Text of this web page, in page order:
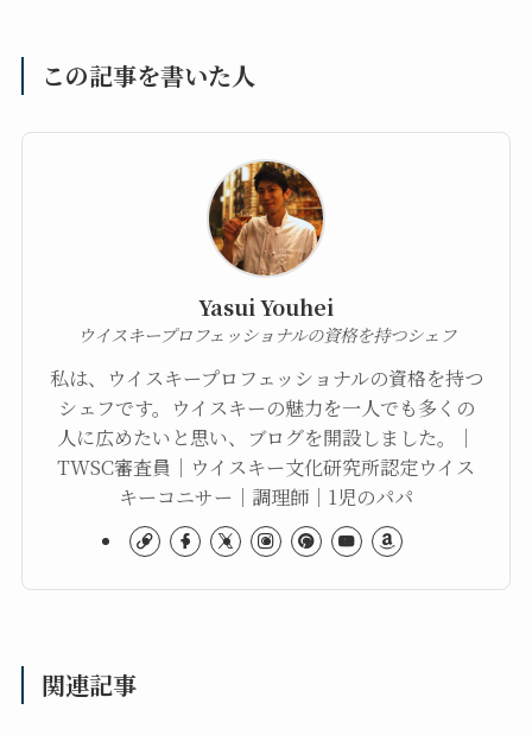
この記事を書いた人
Yasui Youhei
ウイスキープロフェッショナルの資格を持つシェフ
私は、ウイスキープロフェッショナルの資格を持つ
シェフです。ウイスキーの魅力を一人でも多くの
人に広めたいと思い、ブログを開設しました。｜
TWSC審査員｜ウイスキー文化研究所認定ウイス
キーコニサー｜調理師｜1児のパパ
関連記事